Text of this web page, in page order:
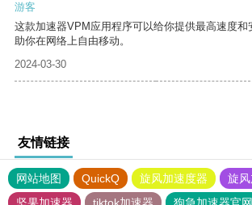
游客
这款加速器VPM应用程序可以给你提供最高速度和
助你在网络上自由移动。
2024-03-30
友情链接
网站地图 QuickQ 旋风加速度器
旋